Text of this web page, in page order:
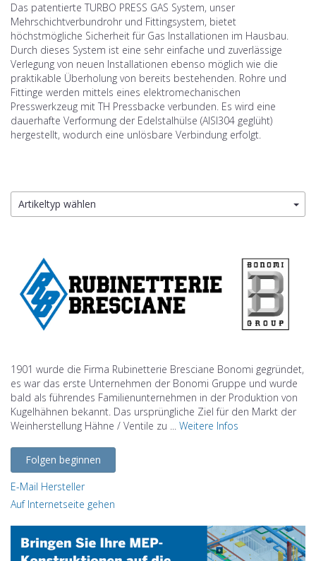
Das patentierte TURBO PRESS GAS System, unser
Mehrschichtverbundrohr und Fittingsystem, bietet
höchstmögliche Sicherheit für Gas Installationen im Hausbau.
Durch dieses System ist eine sehr einfache und zuverlässige
Verlegung von neuen Installationen ebenso möglich wie die
praktikable Überholung von bereits bestehenden. Rohre und
Fittinge werden mittels eines elektromechanischen
Presswerkzeug mit TH Pressbacke verbunden. Es wird eine
dauerhafte Verformung der Edelstalhülse (AISI304 geglüht)
hergestellt, wodurch eine unlösbare Verbindung erfolgt.
Artikeltyp wählen
1901 wurde die Firma Rubinetterie Bresciane Bonomi gegründet,
es war das erste Unternehmen der Bonomi Gruppe und wurde
bald als führendes Familienunternehmen in der Produktion von
Kugelhähnen bekannt. Das ursprüngliche Ziel für den Markt der
Weinherstellung Hähne / Ventile zu ... Weitere Infos
Folgen beginnen
E-Mail Hersteller
Auf Internetseite gehen